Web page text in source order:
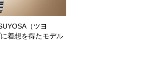
（ツヨ
着想を得たモデル